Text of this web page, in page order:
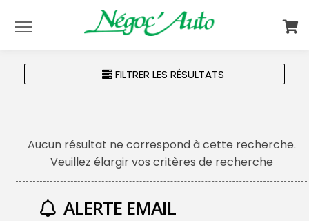
FILTRER LES RÉSULTATS
Aucun résultat ne correspond à cette recherche.
Veuillez élargir vos critères de recherche
ALERTE EMAIL